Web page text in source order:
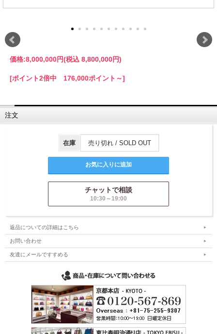
価格:8,000,000円(税込 8,800,000円)
[ポイント2倍中 176,000ポイント～]
注文
在庫 売り切れ / SOLD OUT
チャットで相談
10:30～19:00
返品についての詳細はこちら
お問い合わせ
友達にメールですすめる